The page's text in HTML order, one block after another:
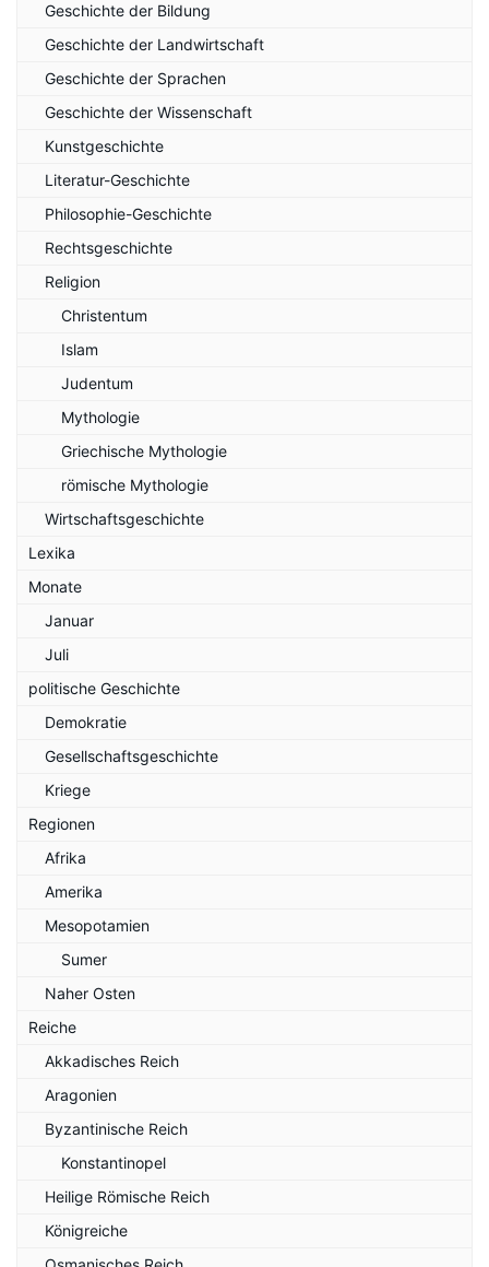
Geschichte der Bildung
Geschichte der Landwirtschaft
Geschichte der Sprachen
Geschichte der Wissenschaft
Kunstgeschichte
Literatur-Geschichte
Philosophie-Geschichte
Rechtsgeschichte
Religion
Christentum
Islam
Judentum
Mythologie
Griechische Mythologie
römische Mythologie
Wirtschaftsgeschichte
Lexika
Monate
Januar
Juli
politische Geschichte
Demokratie
Gesellschaftsgeschichte
Kriege
Regionen
Afrika
Amerika
Mesopotamien
Sumer
Naher Osten
Reiche
Akkadisches Reich
Aragonien
Byzantinische Reich
Konstantinopel
Heilige Römische Reich
Königreiche